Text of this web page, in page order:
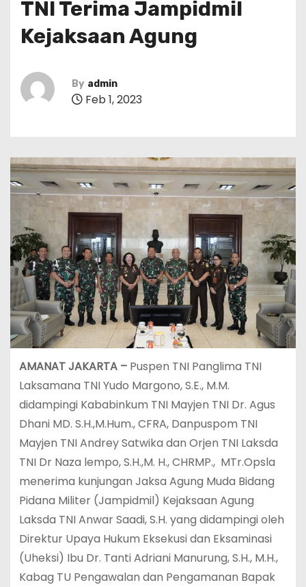
TNI Terima Jampidmil
Kejaksaan Agung
By admin
Feb 1, 2023
AMANAT JAKARTA – Puspen TNI Panglima TNI
Laksamana TNI Yudo Margono, S.E., M.M.
didampingi Kababinkum TNI Mayjen TNI Dr. Agus
Dhani MD. S.H.,M.Hum., CFRA, Danpuspom TNI
Mayjen TNI Andrey Satwika dan Orjen TNI Laksda
TNI Dr Naza lempo, S.H.,M. H., CHRMP., MTr.Opsla
menerima kunjungan Jaksa Agung Muda Bidang
Pidana Militer (Jampidmil) Kejaksaan Agung
Laksda TNI Anwar Saadi, S.H. yang didampingi oleh
Direktur Upaya Hukum Eksekusi dan Eksaminasi
(Uheksi) Ibu Dr. Tanti Adriani Manurung, S.H., M.H.,
Kabag TU Pengawalan dan Pengamanan Bapak